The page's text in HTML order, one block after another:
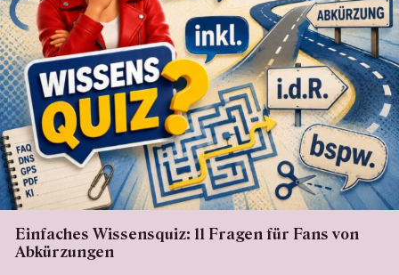
Einfaches Wissensquiz: 11 Fragen für Fans von
Abkürzungen